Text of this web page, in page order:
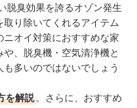
脱臭効果を誇るオゾン発生
り除いてくれるアイテム
オイ対策におすすめな家
、脱臭機・空気清浄機と
多いのではないでしょう
を解説 。さらに、おすすめ